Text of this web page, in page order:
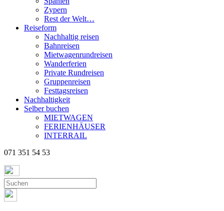
Zypern
Rest der Welt…
Reiseform
Nachhaltig reisen
Bahnreisen
Mietwagenrundreisen
Wanderferien
Private Rundreisen
Gruppenreisen
Festtagsreisen
Nachhaltigkeit
Selber buchen
MIETWAGEN
FERIENHÄUSER
INTERRAIL
071 351 54 53